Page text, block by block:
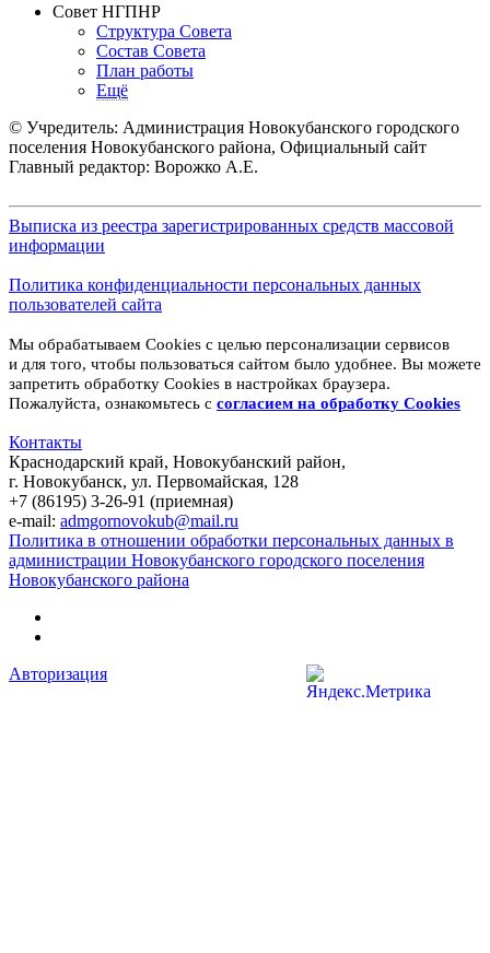
Совет НГПНР
Структура Совета
Состав Совета
План работы
Ещё
© Учредитель: Администрация Новокубанского городского
поселения Новокубанского района, Официальный сайт
Главный редактор: Ворожко А.Е.
Выписка из реестра зарегистрированных средств массовой
информации
Политика конфиденциальности персональных данных
пользователей сайта
Мы обрабатываем Cookies с целью персонализации сервисов
и для того, чтобы пользоваться сайтом было удобнее. Вы можете
запретить обработку Cookies в настройках браузера.
Пожалуйста, ознакомьтесь с согласием на обработку Cookies
Контакты
Краснодарский край, Новокубанский район,
г. Новокубанск, ул. Первомайская, 128
+7 (86195) 3-26-91 (приемная)
e-mail: admgornovokub@mail.ru
Политика в отношении обработки персональных данных в
администрации Новокубанского городского поселения
Новокубанского района
Авторизация